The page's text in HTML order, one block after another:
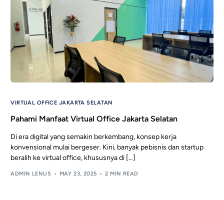
VIRTUAL OFFICE JAKARTA SELATAN
Pahami Manfaat Virtual Office Jakarta Selatan
Di era digital yang semakin berkembang, konsep kerja
konvensional mulai bergeser. Kini, banyak pebisnis dan startup
beralih ke virtual office, khususnya di […]
ADMIN LENUS MAY 23, 2025 2 MIN READ